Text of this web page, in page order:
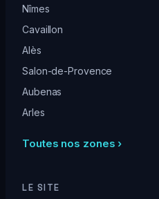
Nîmes
Cavaillon
Alès
Salon-de-Provence
Aubenas
Arles
Toutes nos zones ›
LE SITE